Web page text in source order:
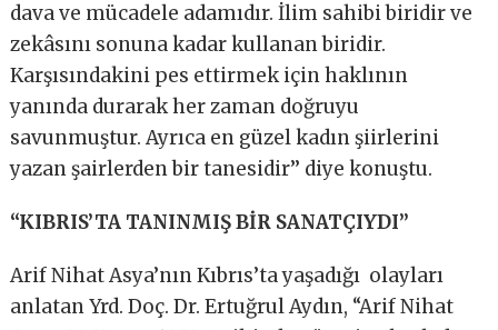
dava ve mücadele adamıdır. İlim sahibi biridir ve
zekâsını sonuna kadar kullanan biridir.
Karşısındakini pes ettirmek için haklının
yanında durarak her zaman doğruyu
savunmuştur. Ayrıca en güzel kadın şiirlerini
yazan şairlerden bir tanesidir’’ diye konuştu.
“KIBRIS’TA TANINMIŞ BİR SANATÇIYDI’’
Arif Nihat Asya’nın Kıbrıs’ta yaşadığı olayları
anlatan Yrd. Doç. Dr. Ertuğrul Aydın, “Arif Nihat